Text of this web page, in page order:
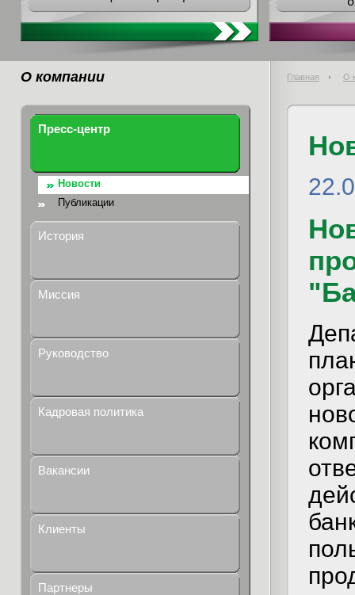
О компании Главная О
Пресс-центр
Новости
Публикации
История
Миссия
Руководство
Кадровая политика
Вакансии
Клиенты
Партнеры